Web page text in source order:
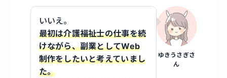
ゆきうさぎさ
ん
いいえ。
最初は介護福祉士の仕事を続
けながら、副業としてWeb
制作をしたいと考えていまし
た。